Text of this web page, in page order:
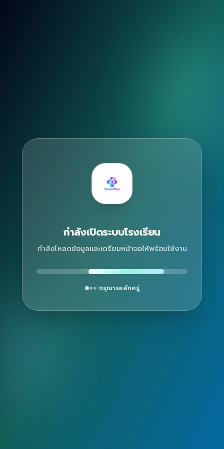
กำลังเปิดระบบโรงเรียน
กำลังโหลดข้อมูลและเตรียมหน้าจอให้พร้อมใช้งาน
กรุณารอสักครู่